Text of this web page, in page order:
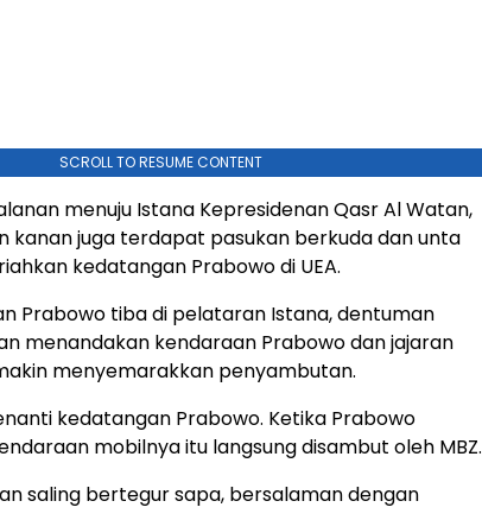
SCROLL TO RESUME CONTENT
menuju Istana Kepresidenan Qasr Al Watan,
kanan juga terdapat pasukan berkuda dan unta
kedatangan Prabowo di UEA.
Prabowo tiba di pelataran Istana, dentuman
menandakan kendaraan Prabowo dan jajaran
menyemarakkan penyambutan.
kedatangan Prabowo. Ketika Prabowo
mobilnya itu langsung disambut oleh MBZ.
saling bertegur sapa, bersalaman dengan